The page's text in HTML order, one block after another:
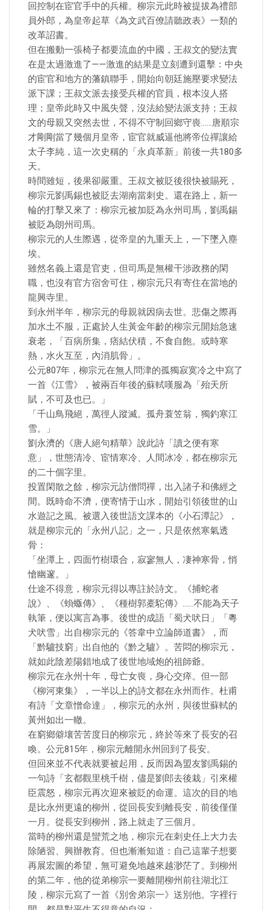
回控制在宦官手中的兵權。柳宗元此時被提拔為禮部
員外郎，為皇帝起草《為文武百僚請聽政表》一類的
改革詔書。
但在搬動一張椅子都要流血的中國，王叔文的變法實
在是太過激進了——激進的結果是立刻遭到還擊：中央
的宦官和地方的藩鎮聯手，開始向朝廷施壓要求變法
派下課；王叔文派去接受兵權的官員，根本沒人搭
理；皇帝此時又中風失聲，沒法給變法派支持；王叔
文的母親又突然去世，不得不守制回鄉守喪……唐順宗
才剛剛當了幾個月皇帝，宦官就威逼他將帝位禪讓給
太子李純，這一次史稱的「永貞革新」前後一共180多
天。
時間雖短，後果卻嚴重。王叔文被貶後很快被賜死，
柳宗元劉禹錫也被貶去湖南當刺史。還在路上，新一
輪的打擊又來了：柳宗元被加貶為永州司馬，劉禹錫
被貶為朗州司馬。
柳宗元的人生際遇，從帝皇的九重天上，一下墜入塵
埃。
雖然名義上還是官吏，但司馬是無權干涉政務的閑
職，也沒有官方宿舍可住，柳宗元只有寄住在當地的
龍興寺里。
到永州半年，柳宗元的母親就因病去世。悲傷之際再
加水土不服，正處於人生黃金年齡的柳宗元開始急速
衰老，「百病所集，痞結伏積，不食自飽。或時寒
熱，水火互至，內消肌骨」。
公元807年，柳宗元在無人問津的孤獨寂寞冷之中寫了
一首《江雪》，被兩百年後的蘇軾嘆服為「殆天所
賦，不可及也已。」
「千山鳥飛絕，萬徑人蹤滅。孤舟蓑笠翁，獨釣寒江
雪。」
劉永濟的《唐人絕句精華》說此詩「讀之便有寒
意」，世態清冷、宦情寒冷、人間冰冷，都在柳宗元
的二十個字里。
投置閑散之餘，柳宗元訪僧問禪，出入諸子和佛經之
間。既時命不濟，便寄情于山水，開始引領後世的山
水遊記之風。被選入後世語文課本的《小石潭記》，
就是柳宗元的「永州八記」之一，只是依然寒氣透
骨：
「坐潭上，四面竹樹環合，寂寥無人，凄神寒骨，悄
愴幽邃。」
仕途不得意，柳宗元得以專註於詩文。《捕蛇者
說》、《蝜蝂傳》、《種樹郭橐駝傳》……不能為天子
執筆，便以寓言為事。後世的成語「蜀犬吠日」「粵
犬吠雪」出自柳宗元的《答韋中立論師道書》，而
「黔驢技窮」出自他的《黔之驢》。苦悶的柳宗元，
就如此陰差陽錯地成了後世地域炮的祖師爺。
柳宗元在永州十年，母亡女喪，身心交瘁。但一部
《柳河東集》，一半以上的詩文都在永州而作。杜甫
有詩「文章憎命達」，柳宗元的永州，與後世蘇軾的
黃州如出一轍。
在窮鄉僻壤苦苦度日的柳宗元，終於等來了長安的召
喚。公元815年，柳宗元離開永州回到了長安。
但回來並不代表就要被起用，反而因為盟友劉禹錫的
一句詩「玄都觀里桃千樹，儘是劉郎去後栽」引來權
臣震怒，柳宗元再次迎來被貶的命運。這次的目的地
是比永州更遠的柳州，從回長安到離長安，前後僅僅
一月。從長安到柳州，路上就走了三個月。
當時的柳州還是蠻荒之地，柳宗元在刺史任上大力去
除陋習、興辦教育。但也漸漸知道：自己這輩子想要
再展宏圖的希望，無可避免地越來越渺茫了。到柳州
的第二年，他的從弟柳宗一要離開柳州前往湖北江
陵，柳宗元寫了一首《別舍弟宗一》送別他。字裡行